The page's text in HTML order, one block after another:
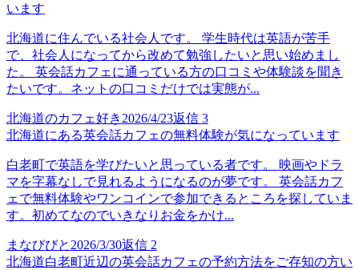
います
北海道に住んでいる社会人です。 学生時代は英語が苦手
で、社会人になってから改めて勉強したいと思い始めまし
た。 英会話カフェに通っている方の口コミや体験談を聞き
たいです。ネットの口コミだけでは実態が...
北海道のカフェ好き 2026/4/23返信 3
北海道にある英会話カフェの無料体験が気になっています
白老町で英語を学びたいと思っている者です。 映画やドラ
マを字幕なしで見れるようになるのが夢です。 英会話カフ
ェで無料体験やワンコインで参加できるところを探していま
す。初めてなのでいきなりお金をかけ...
まなびびと 2026/3/30返信 2
北海道白老町近辺の英会話カフェの予約方法をご存知の方い